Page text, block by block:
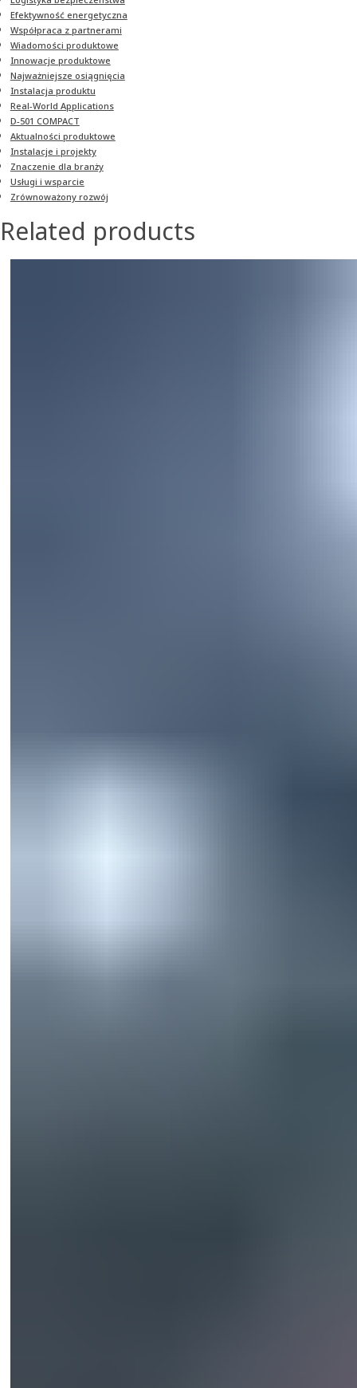
Efektywność energetyczna
Współpraca z partnerami
Wiadomości produktowe
Innowacje produktowe
Najważniejsze osiągnięcia
Instalacja produktu
Real-World Applications
D-501 COMPACT
Aktualności produktowe
Instalacje i projekty
Znaczenie dla branży
Usługi i wsparcie
Zrównoważony rozwój
Related products